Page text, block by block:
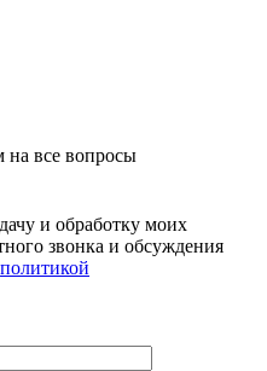
все вопросы
и обработку моих
звонка и обсуждения
политикой